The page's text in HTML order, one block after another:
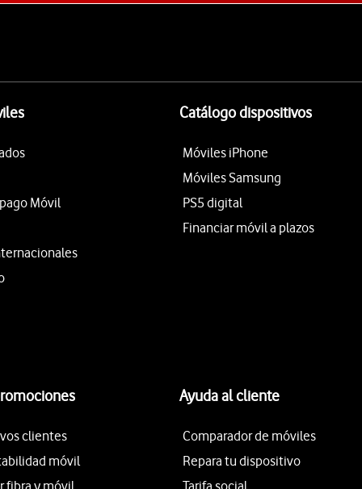
Móvil
Catálogo dispositivos
Móviles iPhone
Móviles Samsung
PS5 digital
Financiar móvil a plazos
clientes
móvil
fibra y móvil
Ayuda al cliente
Comparador de móviles
Repara tu dispositivo
Tarifa social